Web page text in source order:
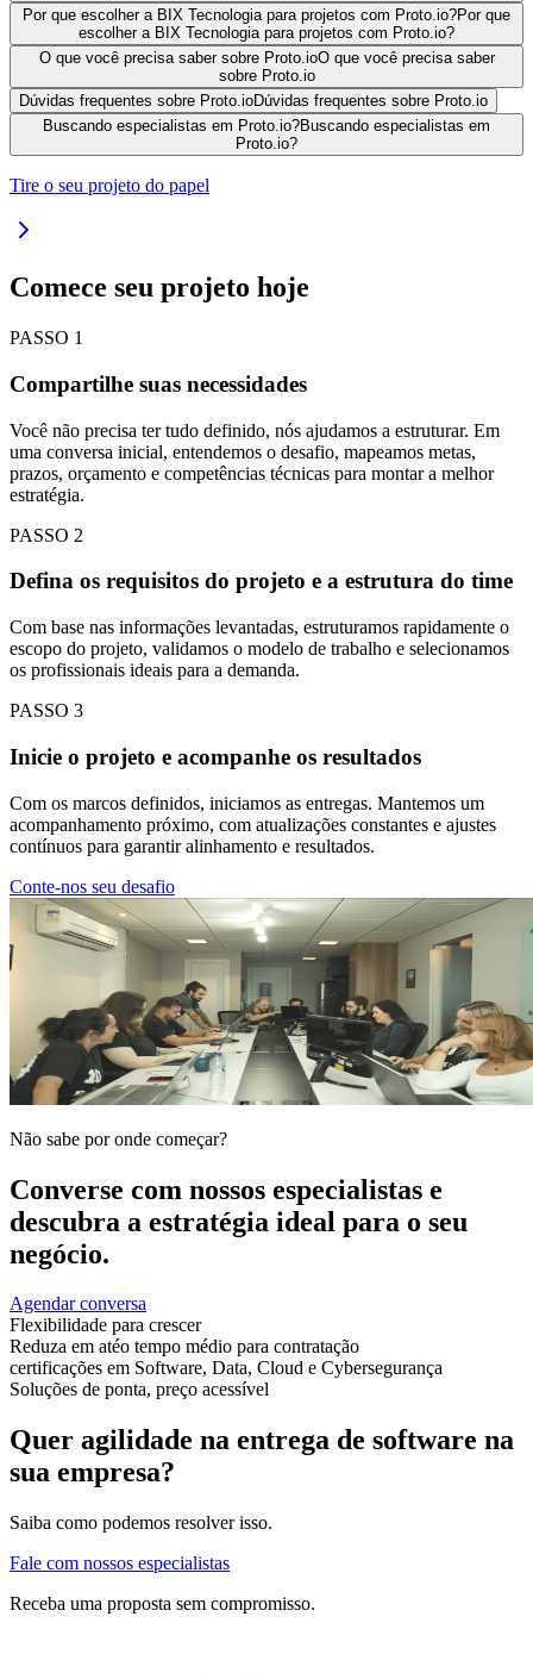
Por que escolher a BIX Tecnologia para projetos com Proto.io?Por que
escolher a BIX Tecnologia para projetos com Proto.io?
O que você precisa saber sobre Proto.ioO que você precisa saber
sobre Proto.io
Dúvidas frequentes sobre Proto.ioDúvidas frequentes sobre Proto.io
Buscando especialistas em Proto.io?Buscando especialistas em
Proto.io?
Tire o seu projeto do papel
Comece seu projeto hoje
PASSO 1
Compartilhe suas necessidades
Você não precisa ter tudo definido, nós ajudamos a estruturar. Em
uma conversa inicial, entendemos o desafio, mapeamos metas,
prazos, orçamento e competências técnicas para montar a melhor
estratégia.
PASSO 2
Defina os requisitos do projeto e a estrutura do time
Com base nas informações levantadas, estruturamos rapidamente o
escopo do projeto, validamos o modelo de trabalho e selecionamos
os profissionais ideais para a demanda.
PASSO 3
Inicie o projeto e acompanhe os resultados
Com os marcos definidos, iniciamos as entregas. Mantemos um
acompanhamento próximo, com atualizações constantes e ajustes
contínuos para garantir alinhamento e resultados.
Conte-nos seu desafio
Não sabe por onde começar?
Converse com nossos especialistas e
descubra a estratégia ideal para o seu
negócio.
Agendar conversa
Flexibilidade para crescer
Reduza em atéo tempo médio para contratação
certificações em Software, Data, Cloud e Cybersegurança
Soluções de ponta, preço acessível
Quer agilidade na entrega de software na
sua empresa?
Saiba como podemos resolver isso.
Fale com nossos especialistas
Receba uma proposta sem compromisso.